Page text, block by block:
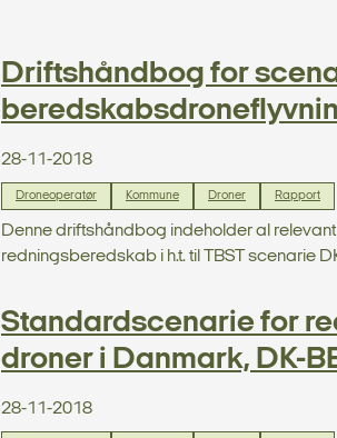
Driftshåndbog for
28-11-2018
Droneoperatør Kommune Droner Rapport
Denne driftshåndbog indeholder al
redningsberedskab i h.t. til TBST scenarie
Standardscenarie for
droner i Danmark, DK-
28-11-2018